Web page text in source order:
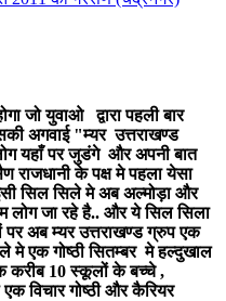
जो युवाओ द्वारा पहली बार
अगवाई "म्यर उत्तराखण्ड
यहाँ पर जुडंगे और अपनी बात
राजधानी के पक्ष मे पहला येसा
इसी सिल सिले मे अब अल्मोड़ा और
लोग जा रहे है.. और ये सिल सिला
अब म्यर उत्तराखण्ड ग्रुप एक
एक गोष्ठी सितम्बर मे हल्दुखाल
करीब 10 स्कूलों के बच्चे ,
विचार गोष्ठी और कैरियर